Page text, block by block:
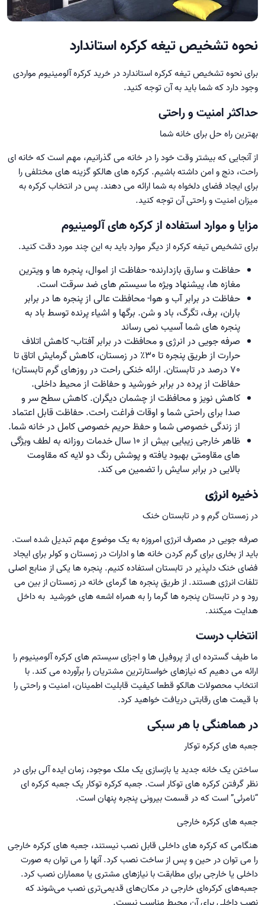
نحوه تشخیص تیغه کرکره استاندارد
برای نحوه تشخیص تیغه کرکره استاندارد در خرید کرکره آلومینیوم مواردی
وجود دارد که شما باید به آن توجه کنید.
حداکثر امنیت و راحتی
بهترین راه حل برای خانه شما
از آنجایی که بیشتر وقت خود را در خانه می گذرانیم، مهم است که خانه ای
راحت، دنج و امن داشته باشیم. کرکره های هالکو گزینه های مختلفی را
برای ایجاد فضای دلخواه به شما ارائه می دهند. پس در انتخاب کرکره به
میزان امنیت و راحتی آن توجه کنید.
مزایا و موارد استفاده از کرکره های آلومینیوم
برای تشخیص تیغه کرکره از دیگر موارد باید به این چند مورد دقت کنید.
حفاظت و سارق بازدارنده- حفاظت از اموال، پنجره ها و ویترین
مغازه ها، پیشنهاد ویژه ما سیستم های ضد سرقت است.
حفاظت در برابر آب و هوا- محافظت عالی از پنجره ها در برابر
باران، برف، تگرگ، باد و شن. برگها و اشیاء پرنده توسط باد به
پنجره های شما آسیب نمی رساند
صرفه جویی در انرژی و محافظت در برابر آفتاب- کاهش اتلاف
حرارت از طریق پنجره تا 30٪ در زمستان، کاهش گرمایش اتاق تا
70 درصد در تابستان. ارائه خنکی راحت در روزهای گرم تابستان؛
حفاظت از پرده در برابر خورشید و حفاظت از محیط داخلی.
کاهش نویز و محافظت از چشمان دیگران. کاهش سطح سر و
صدا برای راحتی شما و اوقات فراغت راحت. حفاظت قابل اعتماد
از زندگی خصوصی شما و حفظ حریم خصوصی کامل در خانه شما.
ظاهر خارجی زیبایی بیش از 10 سال خدمات روزانه به لطف ویژگی
های مقاومتی بهبود یافته و پوشش رنگ دو لایه که مقاومت
بالایی در برابر سایش را تضمین می کند.
ذخیره انرژی
در زمستان گرم و در تابستان خنک
صرفه جویی در مصرف انرژی امروزه به یک موضوع مهم تبدیل شده است.
باید از بخاری برای گرم کردن خانه ها و ادارات در زمستان و کولر برای ایجاد
فضای خنک دلپذیر در تابستان استفاده کنیم. پنجره ها یکی از منابع اصلی
تلفات انرژی هستند. از طریق پنجره ها گرمای خانه در زمستان از بین می
رود و در تابستان پنجره ها گرما را به همراه اشعه های خورشید به داخل
هدایت میکنند.
انتخاب درست
ما طیف گسترده ای از پروفیل ها و اجزای سیستم های کرکره آلومینیوم را
ارائه می دهیم که نیازهای خواستارترین مشتریان را برآورده می کند. با
انتخاب محصولات هالکو قطعا کیفیت قابلیت اطمینان، امنیت و راحتی را
با قیمت های رقابتی دریافت خواهید کرد.
در هماهنگی با هر سبکی
جعبه های کرکره توکار
ساختن یک خانه جدید یا بازسازی یک ملک موجود، زمان ایده آلی برای در
نظر گرفتن کرکره های توکار است. جعبه کرکره توکار یک جعبه کرکره ای
“نامرئی” است که در قسمت بیرونی پنجره پنهان است.
جعبه های کرکره خارجی
هنگامی که کرکره های داخلی قابل نصب نیستند، جعبه های کرکره خارجی
را می توان در حین و پس از ساخت نصب کرد. آنها را می توان به صورت
داخلی یا خارجی برای مطابقت با نیازهای مشتری یا معماران نصب کرد.
جعبه‌های کرکره‌ای خارجی در مکان‌های قدیمی‌تری نصب می‌شوند که